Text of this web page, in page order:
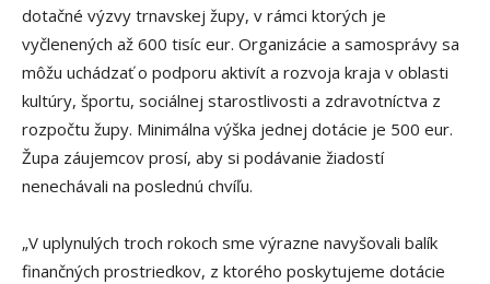
dotačné výzvy trnavskej župy, v rámci ktorých je
vyčlenených až 600 tisíc eur. Organizácie a samosprávy sa
môžu uchádzať o podporu aktivít a rozvoja kraja v oblasti
kultúry, športu, sociálnej starostlivosti a zdravotníctva z
rozpočtu župy. Minimálna výška jednej dotácie je 500 eur.
Župa záujemcov prosí, aby si podávanie žiadostí
nenechávali na poslednú chvíľu.
„V uplynulých troch rokoch sme výrazne navyšovali balík
finančných prostriedkov, z ktorého poskytujeme dotácie